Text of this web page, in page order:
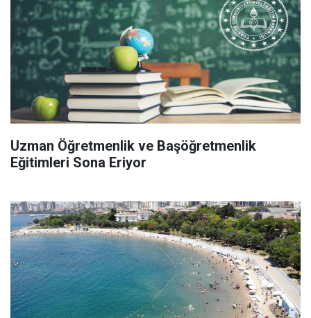
Uzman Öğretmenlik ve Başöğretmenlik
Eğitimleri Sona Eriyor